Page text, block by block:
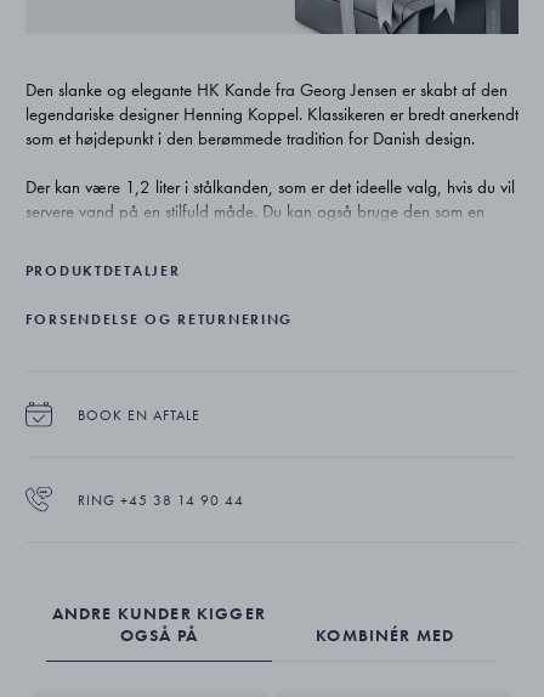
Den slanke og elegante HK Kande fra Georg Jensen er skabt af den
legendariske designer Henning Koppel. Klassikeren er bredt anerkendt
som et højdepunkt i den berømmede tradition for Danish design.
Der kan være 1,2 liter i stålkanden, som er det ideelle valg, hvis du vil
servere vand på en stilfuld måde. Du kan også bruge den som en
HK Kanden er udført i glaspoleret rustfrit stål.
PRODUKTDETALJER
FORSENDELSE OG RETURNERING
BOOK EN AFTALE
RING +45 38 14 90 44
ANDRE KUNDER KIGGER
OGSÅ PÅ
KOMBINÉR MED